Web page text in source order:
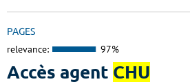
PAGES
relevance: 97%
Accès agent CHU